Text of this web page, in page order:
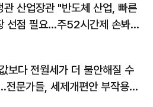
관 산업장관 "반도체 산업, 빠른
선점 필요…주52시간제 손봐
보다 전월세가 더 불안해질 수
전문가들, 세제개편안 부작용